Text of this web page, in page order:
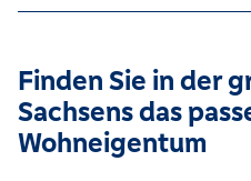
Finden Sie in der
Sachsens das
Wohneigentum